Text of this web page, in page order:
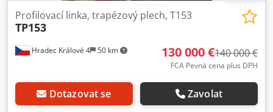
Hradec Králové 4 50 km
Profilovací linka, trapézový plech, T153
TP153
130 000 €140 000 €
FCA Pevná cena plus DPH
Dotazovat se Zavolat